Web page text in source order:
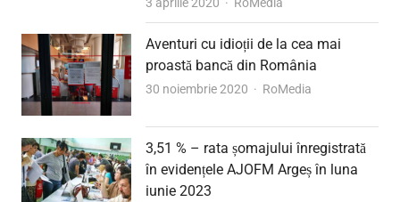
Aventuri cu idioții de la cea mai
proastă bancă din România
30 noiembrie 2020 Author
RoMedia
3,51 % – rata șomajului înregistrată
în evidențele AJOFM Argeș în luna
iunie 2023